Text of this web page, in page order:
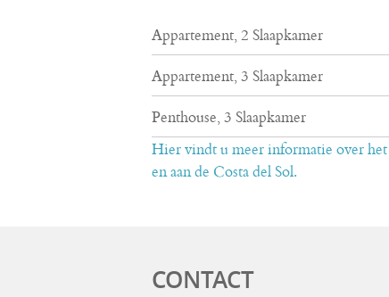
Appartement, 2 Slaapkamer
Appartement, 3 Slaapkamer
Penthouse, 3 Slaapkamer
Hier vindt u meer informatie over
en aan de Costa del Sol.
CONTACT